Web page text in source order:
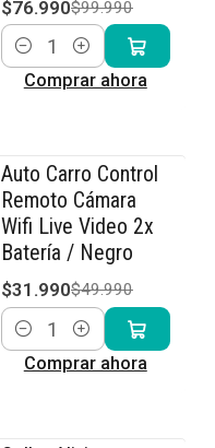
$76.990$99.990
Cantidad
Comprar ahora
-36% OFF
Auto Carro Control
Remoto Cámara
Wifi Live Video 2x
Batería / Negro
$31.990$49.990
Cantidad
Comprar ahora